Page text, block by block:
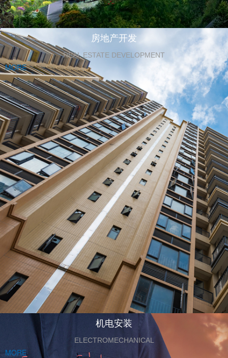
房地产开发
REAL ESTATE DEVELOPMENT
MORE
机电安装
ELECTROMECHANICAL
MORE